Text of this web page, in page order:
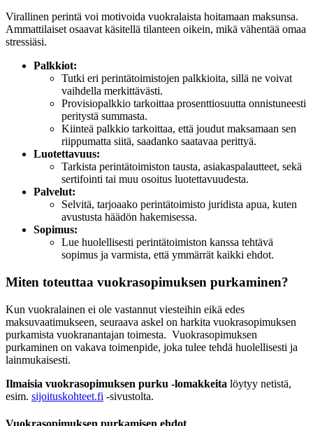
Virallinen perintä voi motivoida vuokralaista hoitamaan maksunsa.
Ammattilaiset osaavat käsitellä tilanteen oikein, mikä vähentää omaa
stressiäsi.
Palkkiot:
Tutki eri perintätoimistojen palkkioita, sillä ne voivat
vaihdella merkittävästi.
Provisiopalkkio tarkoittaa prosenttiosuutta onnistuneesti
peritystä summasta.
Kiinteä palkkio tarkoittaa, että joudut maksamaan sen
riippumatta siitä, saadanko saatavaa perittyä.
Luotettavuus:
Tarkista perintätoimiston tausta, asiakaspalautteet, sekä
sertifointi tai muu osoitus luotettavuudesta.
Palvelut:
Selvitä, tarjoaako perintätoimisto juridista apua, kuten
avustusta häädön hakemisessa.
Sopimus:
Lue huolellisesti perintätoimiston kanssa tehtävä
sopimus ja varmista, että ymmärrät kaikki ehdot.
Miten toteuttaa vuokrasopimuksen purkaminen?
Kun vuokralainen ei ole vastannut viesteihin eikä edes
maksuvaatimukseen, seuraava askel on harkita vuokrasopimuksen
purkamista vuokranantajan toimesta. Vuokrasopimuksen
purkaminen on vakava toimenpide, joka tulee tehdä huolellisesti ja
lainmukaisesti.
Ilmaisia vuokrasopimuksen purku -lomakkeita löytyy netistä,
esim. sijoituskohteet.fi -sivustolta.